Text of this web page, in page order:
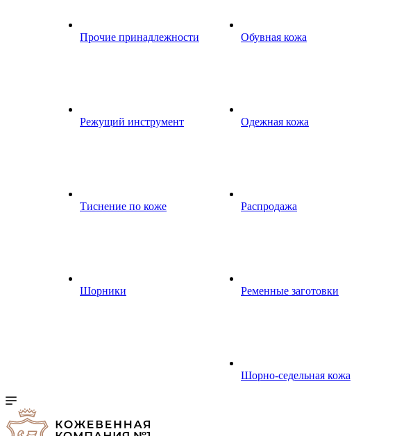
Прочие принадлежности
Режущий инструмент
Тиснение по коже
Шорники
Обувная кожа
Одежная кожа
Распродажа
Ременные заготовки
Шорно-седельная кожа